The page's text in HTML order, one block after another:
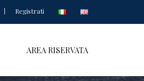
Registrati
AREA RISERVATA